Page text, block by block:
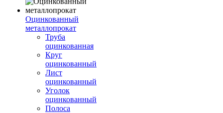
Оцинкованный
металлопрокат
Труба
оцинкованная
Круг
оцинкованный
Лист
оцинкованный
Уголок
оцинкованный
Полоса